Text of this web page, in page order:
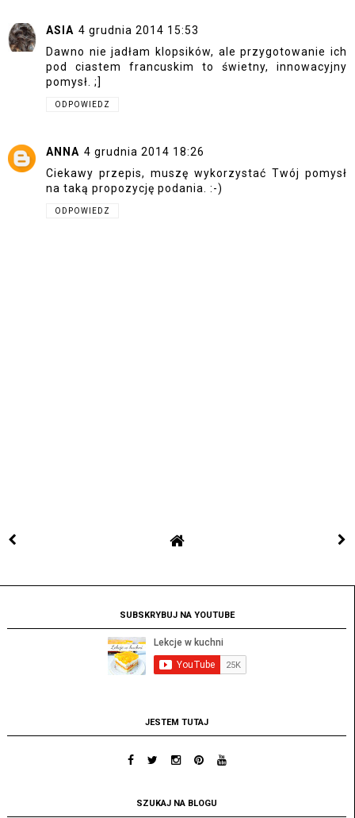
ASIA 4 grudnia 2014 15:53
Dawno nie jadłam klopsików, ale przygotowanie ich
pod ciastem francuskim to świetny, innowacyjny
pomysł. ;]
ODPOWIEDZ
ANNA 4 grudnia 2014 18:26
Ciekawy przepis, muszę wykorzystać Twój pomysł
na taką propozycję podania. :-)
ODPOWIEDZ
SUBSKRYBUJ NA YOUTUBE
JESTEM TUTAJ
SZUKAJ NA BLOGU